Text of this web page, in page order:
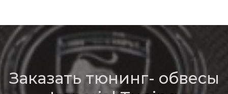
Адрес: Московская область,
Северное Серково, 13
Телефоны: 8-926-9089933
Часы работы с 11:00 до 18:00
Наши работы